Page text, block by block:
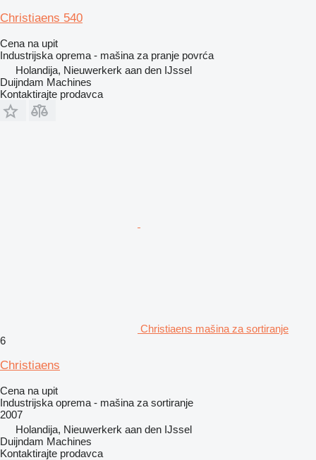
Christiaens 540
Cena na upit
Industrijska oprema - mašina za pranje povrća
Holandija, Nieuwerkerk aan den IJssel
Duijndam Machines
Kontaktirajte prodavca
Christiaens mašina za sortiranje
6
Christiaens
Cena na upit
Industrijska oprema - mašina za sortiranje
2007
Holandija, Nieuwerkerk aan den IJssel
Duijndam Machines
Kontaktirajte prodavca